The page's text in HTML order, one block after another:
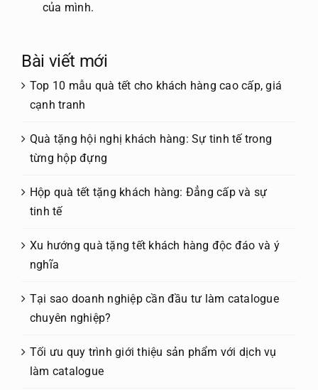
của mình.
Bài viết mới
Top 10 mẫu quà tết cho khách hàng cao cấp, giá
cạnh tranh
Quà tặng hội nghị khách hàng: Sự tinh tế trong
từng hộp đựng
Hộp quà tết tặng khách hàng: Đẳng cấp và sự
tinh tế
Xu hướng quà tặng tết khách hàng độc đáo và ý
nghĩa
Tại sao doanh nghiệp cần đầu tư làm catalogue
chuyên nghiệp?
Tối ưu quy trình giới thiệu sản phẩm với dịch vụ
làm catalogue